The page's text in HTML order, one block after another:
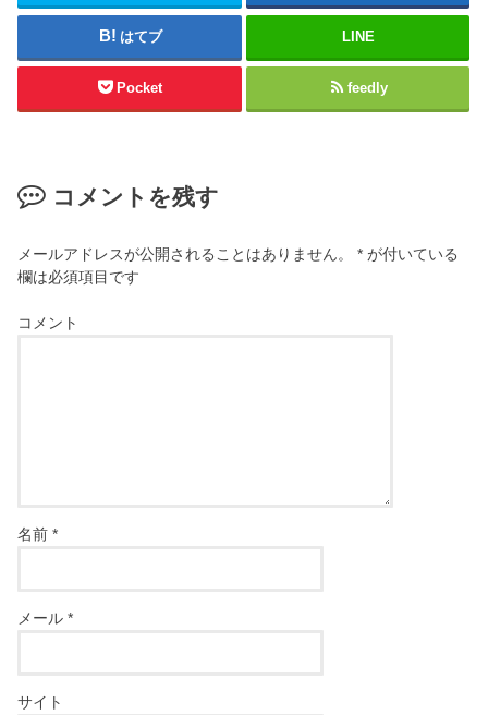
はてブ LINE
Pocket feedly
コメントを残す
メールアドレスが公開されることはありません。 * が付いている
欄は必須項目です
コメント
名前*
メール*
サイト